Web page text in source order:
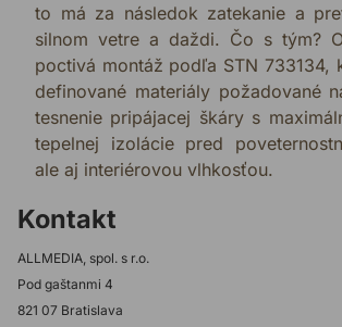
to má za následok zatekanie a
silnom vetre a daždi. Čo s tým?
poctivá montáž podľa STN 733134,
definované materiály požadované
tesnenie pripájacej škáry s
tepelnej izolácie pred
ale aj interiérovou vlhkosťou.
Kontakt
ALLMEDIA, spol. s r.o.
Pod gaštanmi 4
821 07 Bratislava